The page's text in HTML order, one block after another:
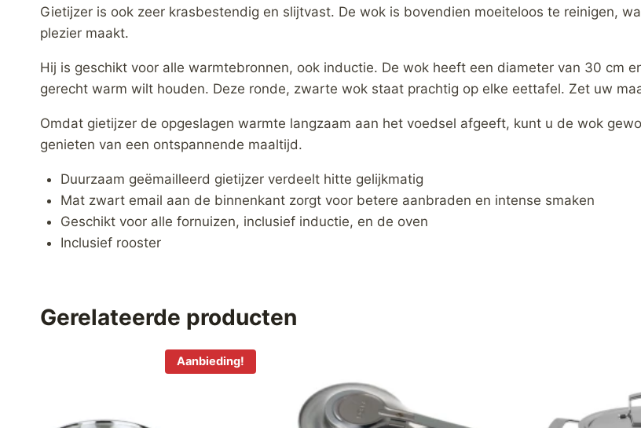
Gietijzer is ook zeer krasbestendig en slijtvast. De wok is bovendien moeiteloos te reinigen,
plezier maakt.
Hij is geschikt voor alle warmtebronnen, ook inductie. De wok heeft een diameter van 30 cm
gerecht warm wilt houden. Deze ronde, zwarte wok staat prachtig op elke eettafel. Zet uw
Omdat gietijzer de opgeslagen warmte langzaam aan het voedsel afgeeft, kunt u de wok
genieten van een ontspannende maaltijd.
Duurzaam geëmailleerd gietijzer verdeelt hitte gelijkmatig
Mat zwart email aan de binnenkant zorgt voor betere aanbraden en intense smaken
Geschikt voor alle fornuizen, inclusief inductie, en de oven
Inclusief rooster
Gerelateerde producten
Aanbieding!